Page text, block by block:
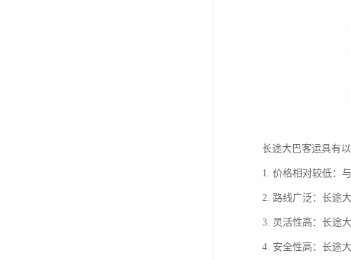
长途大巴客运具有以
1. 价格相对较低：
2. 路线广泛：长途
3. 灵活性高：长途
4. 安全性高：长途